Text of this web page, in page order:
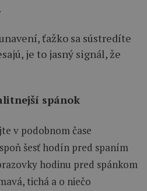
ťažko sa sústredíte
je to jasný signál, že
spánok
v podobnom čase
šesť hodín pred spaním
hodinu pred spánkom
tichá a o niečo